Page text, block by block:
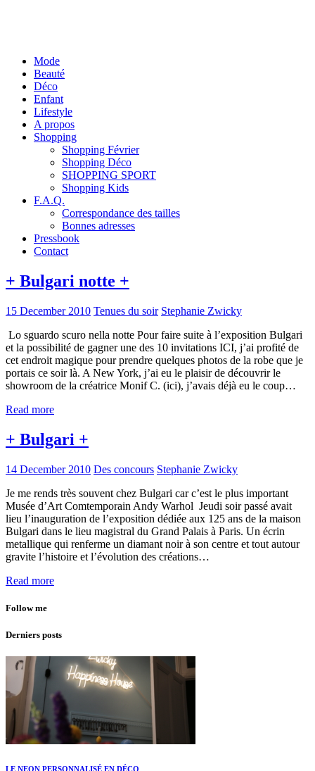
Mode
Beauté
Déco
Enfant
Lifestyle
A propos
Shopping
Shopping Février
Shopping Déco
SHOPPING SPORT
Shopping Kids
F.A.Q.
Correspondance des tailles
Bonnes adresses
Pressbook
Contact
+ Bulgari notte +
15 December 2010 Tenues du soir Stephanie Zwicky
Lo sguardo scuro nella notte Pour faire suite à l’exposition Bulgari
et la possibilité de gagner une des 10 invitations ICI, j’ai profité de
cet endroit magique pour prendre quelques photos de la robe que je
portais ce soir là. A New York, j’ai eu le plaisir de découvrir le
showroom de la créatrice Monif C. (ici), j’avais déjà eu le coup…
Read more
+ Bulgari +
14 December 2010 Des concours Stephanie Zwicky
Je me rends très souvent chez Bulgari car c’est le plus important
Musée d’Art Comtemporain Andy Warhol Jeudi soir passé avait
lieu l’inauguration de l’exposition dédiée aux 125 ans de la maison
Bulgari dans le lieu magistral du Grand Palais à Paris. Un écrin
metallique qui renferme un diamant noir à son centre et tout autour
gravite l’histoire et l’évolution des créations…
Read more
Follow me
Derniers posts
LE NEON PERSONNALISÉ EN DÉCO